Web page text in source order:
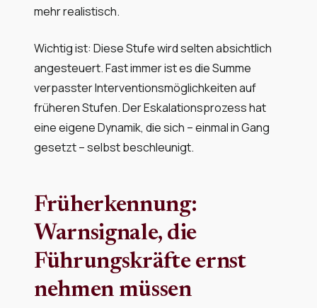
mehr realistisch.
Wichtig ist: Diese Stufe wird selten absichtlich
angesteuert. Fast immer ist es die Summe
verpasster Interventionsmöglichkeiten auf
früheren Stufen. Der Eskalationsprozess hat
eine eigene Dynamik, die sich – einmal in Gang
gesetzt – selbst beschleunigt.
Früherkennung:
Warnsignale, die
Führungskräfte ernst
nehmen müssen